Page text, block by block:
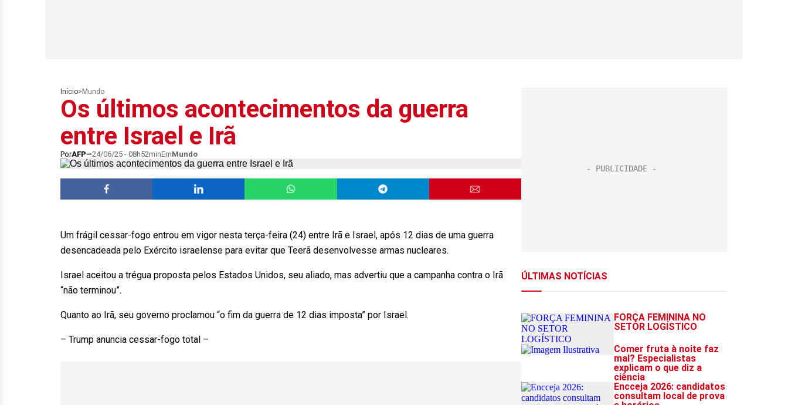
Início> Mundo
Os últimos acontecimentos da guerra
entre Israel e Irã
PorAFP 24/06/25 - 08h52minEmMundo
Um frágil cessar-fogo entrou em vigor nesta terça-feira (24) entre Irã e Israel, após 12 dias de uma guerra
desencadeada pelo Exército israelense para evitar que Teerã desenvolvesse armas nucleares.
Israel aceitou a trégua proposta pelos Estados Unidos, seu aliado, mas advertiu que a campanha contra o Irã
“não terminou”.
Quanto ao Irã, seu governo proclamou “o fim da guerra de 12 dias imposta” por Israel.
– Trump anuncia cessar-fogo total –